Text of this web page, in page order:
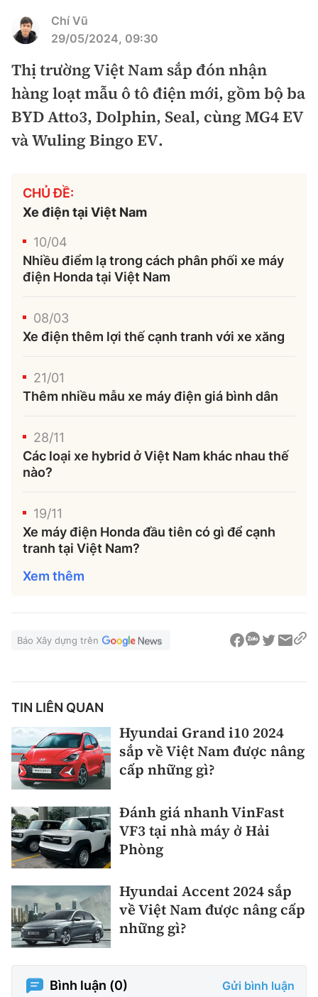
Xếp hạng xe
Chọn xe
Lái xe an toàn
Bảo hiểm xe
Sản phẩm bảo hiểm
Bồi thường bảo hiểm
Xe xanh
Video
Review xe
Tư vấn
Ảnh
Xe máy
Tổng biên tập:
Trưởng ban Ô tô - Xe máy:Nguyễn Tiến Mạnh
Chuyên trang của Báo Xây dựng
Hà Nội.
Hotline: 0967 376 459;
Liên hệ quảng cáo phát hành: 0915.057.282
Chí Vũ
29/05/2024, 09:30
Thị trường Việt Nam sắp đón nhận
hàng loạt mẫu ô tô điện mới, gồm bộ ba
BYD Atto3, Dolphin, Seal, cùng MG4 EV
và Wuling Bingo EV.
CHỦ ĐỀ:
Xe điện tại Việt Nam
10/04
Nhiều điểm lạ trong cách phân phối xe máy
điện Honda tại Việt Nam
08/03
Xe điện thêm lợi thế cạnh tranh với xe xăng
21/01
Thêm nhiều mẫu xe máy điện giá bình dân
28/11
Các loại xe hybrid ở Việt Nam khác nhau thế
nào?
19/11
Xe máy điện Honda đầu tiên có gì để cạnh
tranh tại Việt Nam?
Xem thêm
Báo Xây dựng trên
TIN LIÊN QUAN
Hyundai Grand i10 2024
sắp về Việt Nam được nâng
cấp những gì?
Đánh giá nhanh VinFast
VF3 tại nhà máy ở Hải
Phòng
Hyundai Accent 2024 sắp
về Việt Nam được nâng cấp
những gì?
Bình luận (0) Gửi bình luận